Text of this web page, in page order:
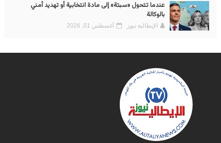
عندما تتحول «سبتة» إلى مادة انتخابية أو تهديد أمني
بالوكالة
الإيطالية نيوز أغسطس 01, 2026